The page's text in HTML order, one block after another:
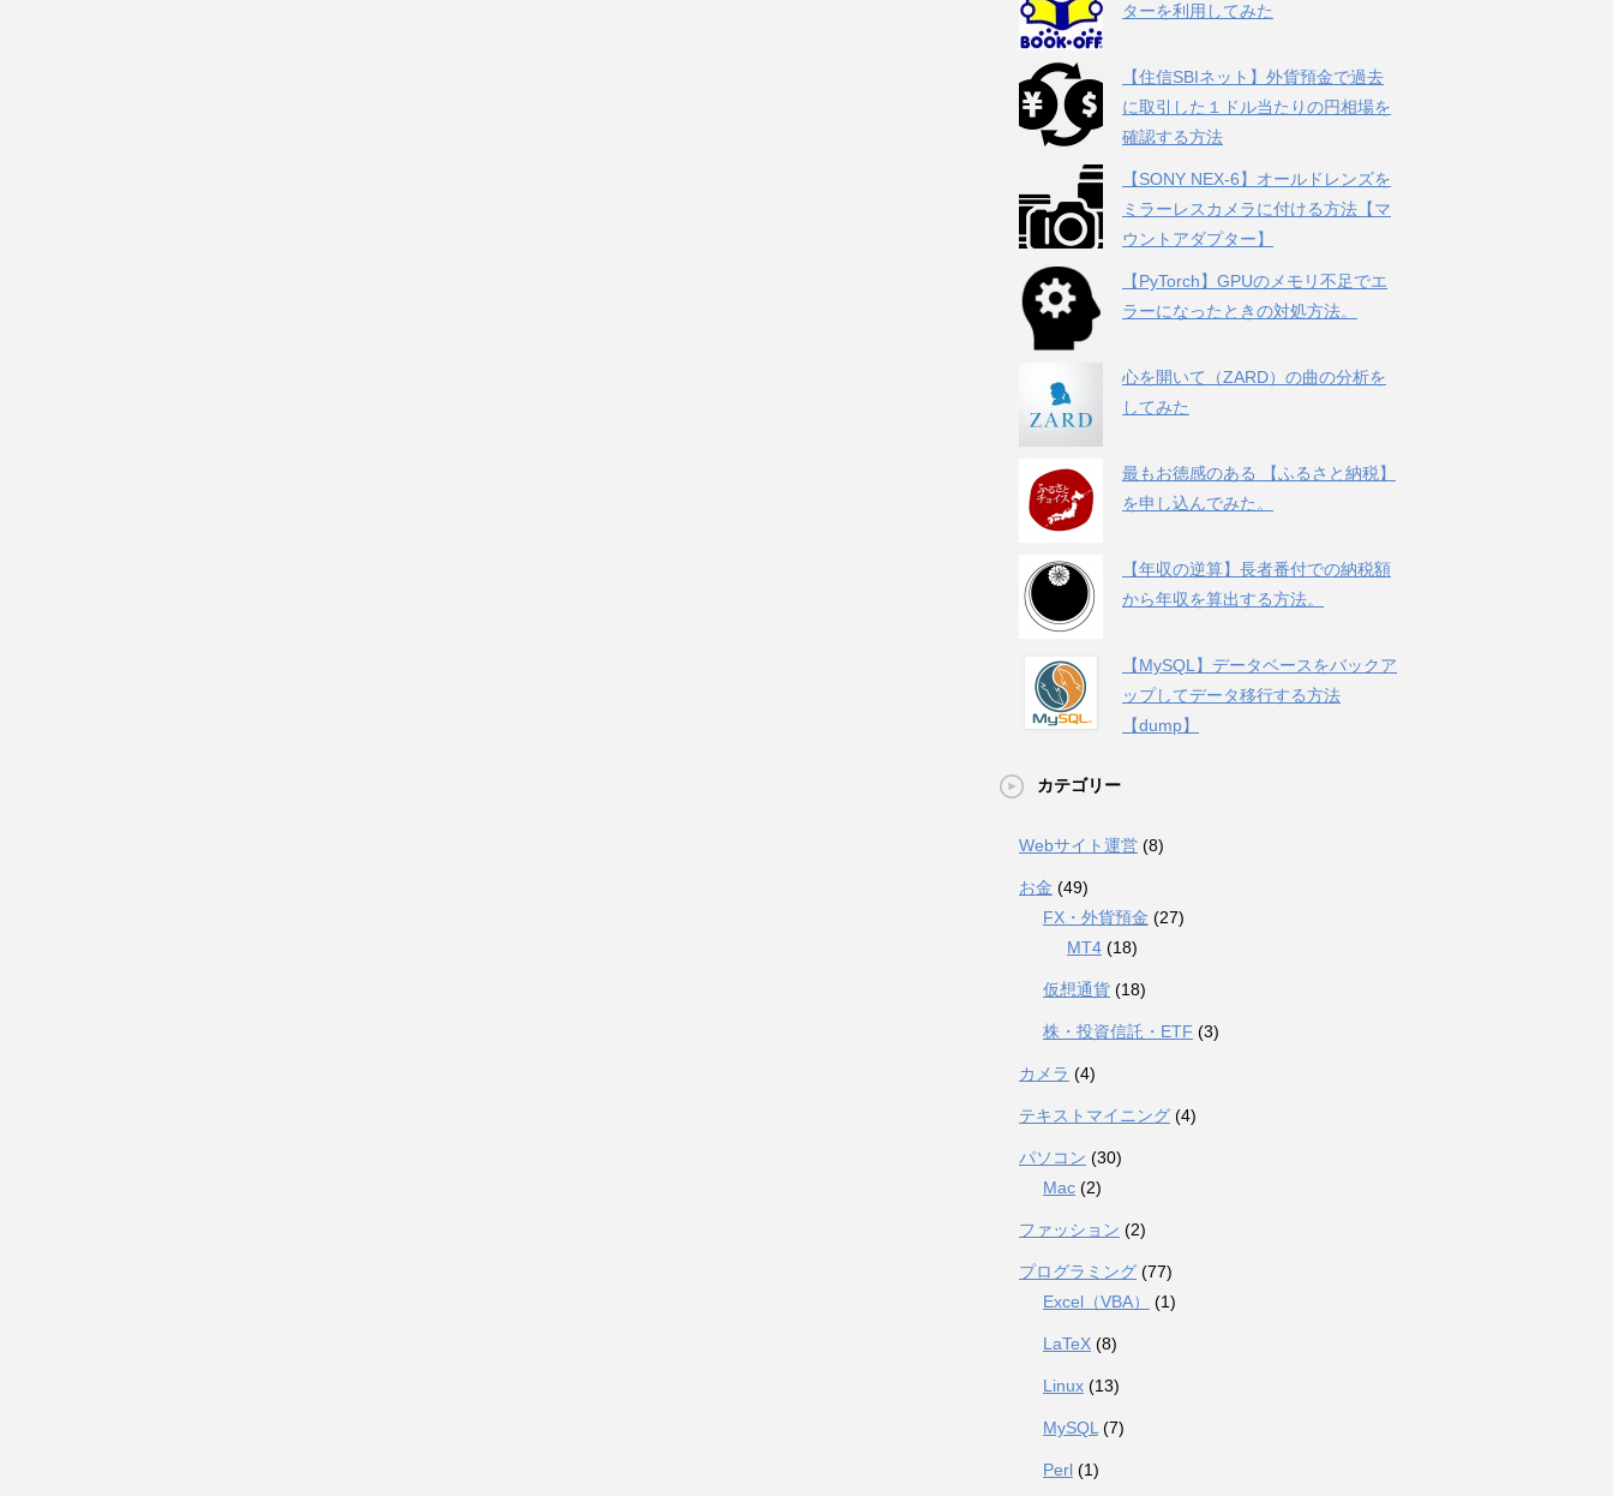
ターを利用してみた
【住信SBIネット】外貨預金で過去
に取引した１ドル当たりの円相場を
確認する方法
【SONY NEX-6】オールドレンズを
ミラーレスカメラに付ける方法【マ
ウントアダプター】
【PyTorch】GPUのメモリ不足でエ
ラーになったときの対処方法。
心を開いて（ZARD）の曲の分析を
してみた
最もお徳感のある 【ふるさと納税】
を申し込んでみた。
【年収の逆算】長者番付での納税額
から年収を算出する方法。
【MySQL】データベースをバックア
ップしてデータ移行する方法
【dump】
カテゴリー
Webサイト運営 (8)
お金 (49)
FX・外貨預金 (27)
MT4 (18)
仮想通貨 (18)
株・投資信託・ETF (3)
カメラ (4)
テキストマイニング (4)
パソコン (30)
Mac (2)
ファッション (2)
プログラミング (77)
Excel（VBA）
(1)
LaTeX (8)
Linux (13)
MySQL (7)
Perl (1)